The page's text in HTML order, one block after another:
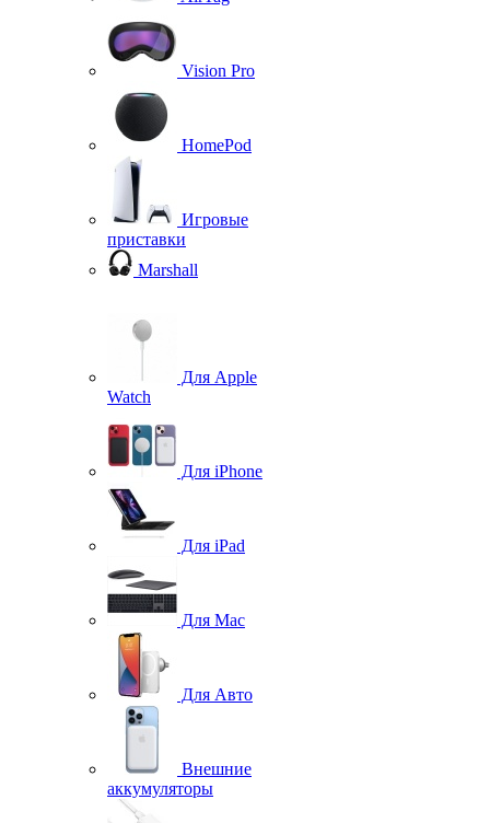
Vision Pro
HomePod
Игровые
приставки
Marshall
Для Apple
Watch
Для iPhone
Для iPad
Для Mac
Для Авто
Внешние
аккумуляторы